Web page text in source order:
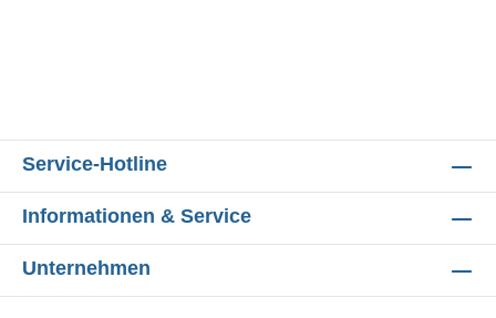
Service-Hotline
Informationen & Service
Unternehmen